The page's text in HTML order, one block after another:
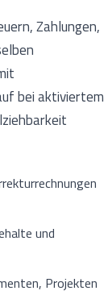
Zahlungen,
bei aktiviertem
und
Projekten